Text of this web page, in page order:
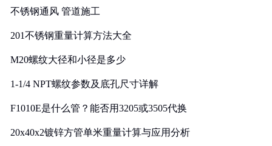
不锈钢通风 管道施工
201不锈钢重量计算方法大全
M20螺纹大径和小径是多少
1-1/4 NPT螺纹参数及底孔尺寸详解
F1010E是什么管？能否用3205或3505代换
20x40x2镀锌方管单米重量计算与应用分析